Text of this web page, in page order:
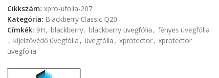
Cikkszám: xpro-ufolia-207
Kategória: Blackberry Classic Q20
Címkék: 9H , blackberry, blackberry üvegfólia , fényes üvegfólia
, kijelzővédő üvegfólia , üvegfólia , xprotector, xprotector
üvegfólia